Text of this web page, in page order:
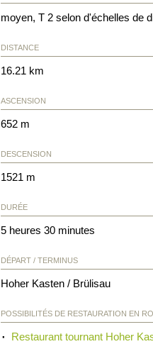
moyen, T 2 selon d'échelles de
DISTANCE
16.21 km
ASCENSION
652 m
DESCENSION
1521 m
DURÉE
5 heures 30 minutes
DÉPART / TERMINUS
Hoher Kasten / Brülisau
POSSIBILITÉS DE RESTAURATION EN
Restaurant tournant Hoher